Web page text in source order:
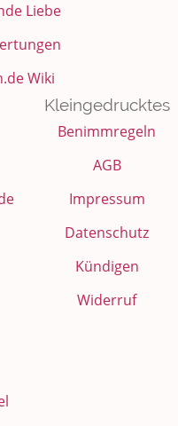
Liebe
Wiki
Kleingedrucktes
Benimmregeln
AGB
Impressum
Datenschutz
Kündigen
Widerruf